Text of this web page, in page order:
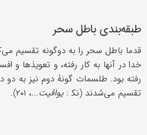
طبقه‌بندی باطل سحر
قدما باطل سحر را به دوگونه تقسیم
خدا در آنها به کار رفته، و تعویذها و
رفته بود. طلسمات گونۀ دوم نیز به دو
تقسیم می‌شدند (ﻧﻜ :یواقیت...، ۲۰۱).